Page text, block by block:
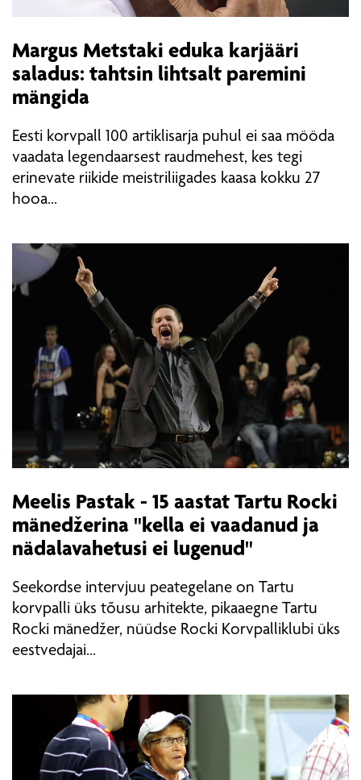
Margus Metstaki eduka karjääri
saladus: tahtsin lihtsalt paremini
mängida
Eesti korvpall 100 artiklisarja puhul ei saa mööda
vaadata legendaarsest raudmehest, kes tegi
erinevate riikide meistriliigades kaasa kokku 27
hooa...
Meelis Pastak - 15 aastat Tartu Rocki
mänedžerina "kella ei vaadanud ja
nädalavahetusi ei lugenud"
Seekordse intervjuu peategelane on Tartu
korvpalli üks tõusu arhitekte, pikaaegne Tartu
Rocki mänedžer, nüüdse Rocki Korvpalliklubi üks
eestvedajai...